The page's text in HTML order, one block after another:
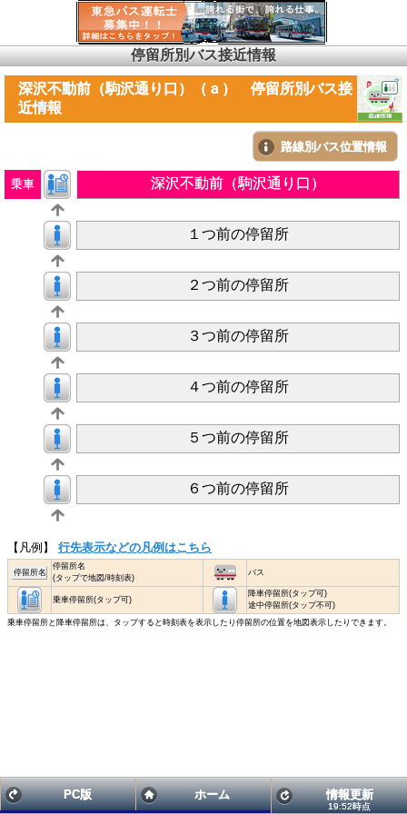
停留所別バス接近情報
深沢不動前（駒沢通り口）（ａ） 停留所別バス接
近情報
路線別バス位置情報
乗車 深沢不動前（駒沢通り口）
１つ前の停留所
２つ前の停留所
３つ前の停留所
４つ前の停留所
５つ前の停留所
６つ前の停留所
【凡例】 行先表示などの凡例はこちら
停留所名
停留所名
(タップで地図/時刻表)
バス
乗車停留所(タップ可)
降車停留所(タップ可)
途中停留所(タップ不可)
乗車停留所と降車停留所は、タップすると時刻表を表示したり停留所の位置を地図表示したりできます。
PC版 ホーム 情報更新
19:52時点